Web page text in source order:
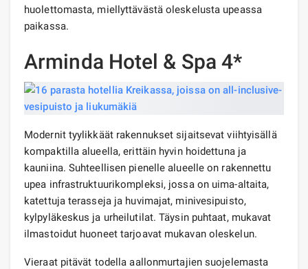
huolettomasta, miellyttävästä oleskelusta upeassa
paikassa.
Arminda Hotel & Spa 4*
Modernit tyylikkäät rakennukset sijaitsevat viihtyisällä
kompaktilla alueella, erittäin hyvin hoidettuna ja
kauniina. Suhteellisen pienelle alueelle on rakennettu
upea infrastruktuurikompleksi, jossa on uima-altaita,
katettuja terasseja ja huvimajat, minivesipuisto,
kylpyläkeskus ja urheilutilat. Täysin puhtaat, mukavat
ilmastoidut huoneet tarjoavat mukavan oleskelun.
Vieraat pitävät todella aallonmurtajien suojelemasta